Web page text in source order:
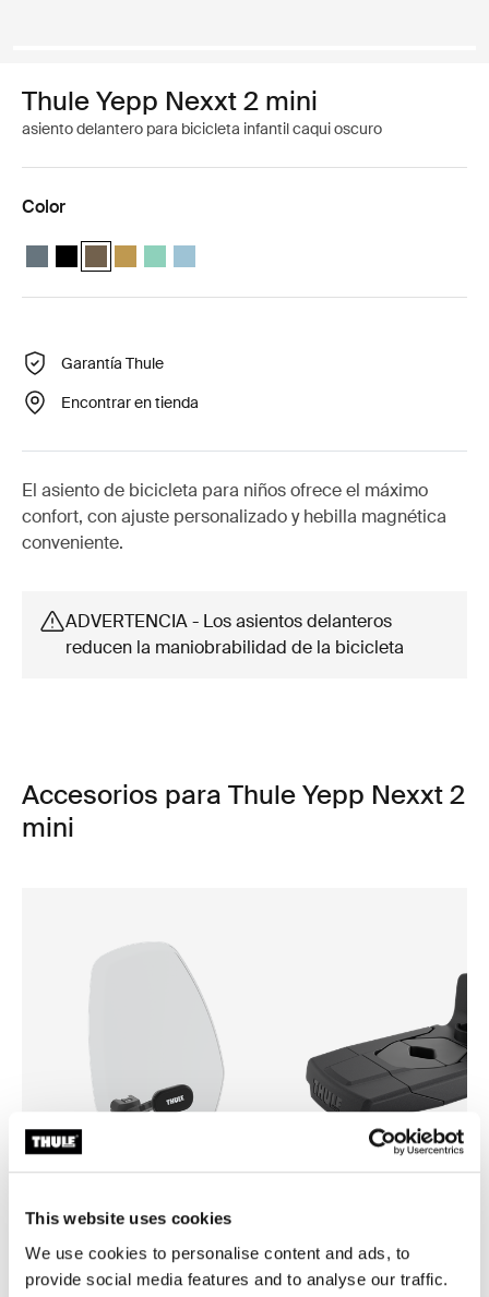
This website uses cookies
We use cookies to personalise content and ads, to
provide social media features and to analyse our traffic.
Thule Yepp Nexxt 2 mini
asiento delantero para bicicleta infantil caqui oscuro
Color
Thule Yepp Nexxt 2 mini Pizarra oscura
Thule Yepp Nexxt 2 mini Negro medianoche
Thule Yepp Nexxt 2 mini Caqui oscuro (selected)
Thule Yepp Nexxt 2 mini Amarillo brillante
Thule Yepp Nexxt 2 mini Mint Green
Thule Yepp Nexxt 2 mini Aguamarina
Garantía Thule
Encontrar en tienda
El asiento de bicicleta para niños ofrece el máximo
confort, con ajuste personalizado y hebilla magnética
conveniente.
ADVERTENCIA - Los asientos delanteros
reducen la maniobrabilidad de la bicicleta
Accesorios para Thule Yepp Nexxt 2
mini
Thule Yepp mini windscreen
pantalla contra el viento transparente
Thule Yepp front adapter
adaptador